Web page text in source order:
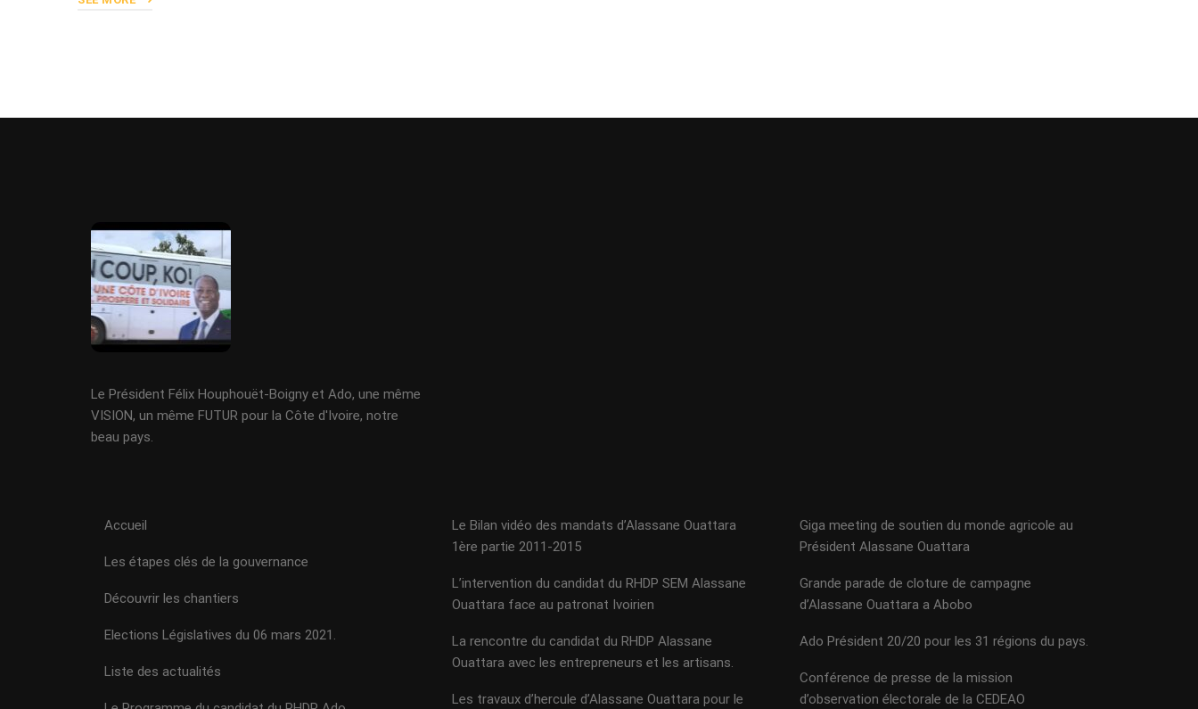
Le Président Félix Houphouët-Boigny et Ado, une même
VISION, un même FUTUR pour la Côte d'Ivoire, notre
beau pays.
Accueil
Les étapes clés de la gouvernance
Découvrir les chantiers
Elections Législatives du 06 mars 2021.
Liste des actualités
Le Bilan vidéo des mandats d’Alassane Ouattara
1ère partie 2011-2015
L’intervention du candidat du RHDP SEM Alassane
Ouattara face au patronat Ivoirien
La rencontre du candidat du RHDP Alassane
Ouattara avec les entrepreneurs et les artisans.
Les travaux d’hercule d’Alassane Ouattara pour le
Giga meeting de soutien du monde agricole au
Président Alassane Ouattara
Grande parade de cloture de campagne
d’Alassane Ouattara a Abobo
Ado Président 20/20 pour les 31 régions du pays.
Conférence de presse de la mission
d’observation électorale de la CEDEAO